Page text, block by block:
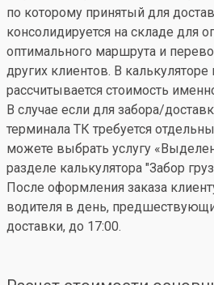
по которому принятый для
консолидируется на складе для
оптимального маршрута и
других клиентов. В
рассчитывается стоимость
В случае если для забора/
терминала ТК требуется
можете выбрать услугу
разделе калькулятора "Забор
После оформления заказа
водителя в день,
доставки, до 17:00.